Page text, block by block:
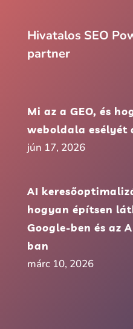
Hivatalos SEO
partner
Mi az a GEO, és
weboldala esélyét
jún 17, 2026
AI
hogyan építsen
Google-ben és az
ban
márc 10, 2026